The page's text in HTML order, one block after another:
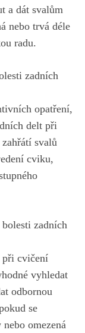
a dát svalům
nebo trvá déle
radu.
zadních
opatření,
delt při
svalů
cviku,
zadních
při cvičení
vyhledat
odbornou
se
omezená